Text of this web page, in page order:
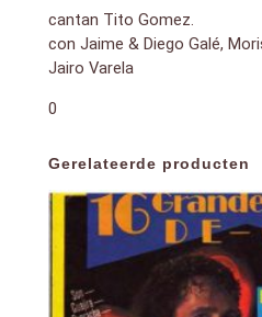
cantan Tito Gomez.
con Jaime & Diego Galé,
Jairo Varela
0
Gerelateerde producten